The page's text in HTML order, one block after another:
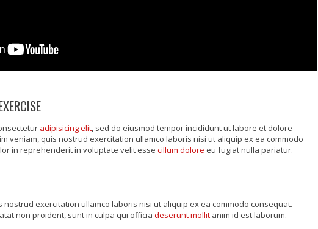
adipisicing elit, sed do eiusmod tempor incididunt ut labore et dolore
veniam, quis nostrud exercitation ullamco laboris nisi ut aliquip ex ea commodo
in reprehenderit in voluptate velit esse cillum dolore eu fugiat nulla pariatur.
nostrud exercitation ullamco laboris nisi ut aliquip ex ea commodo consequat.
non proident, sunt in culpa qui officia deserunt mollit anim id est laborum.